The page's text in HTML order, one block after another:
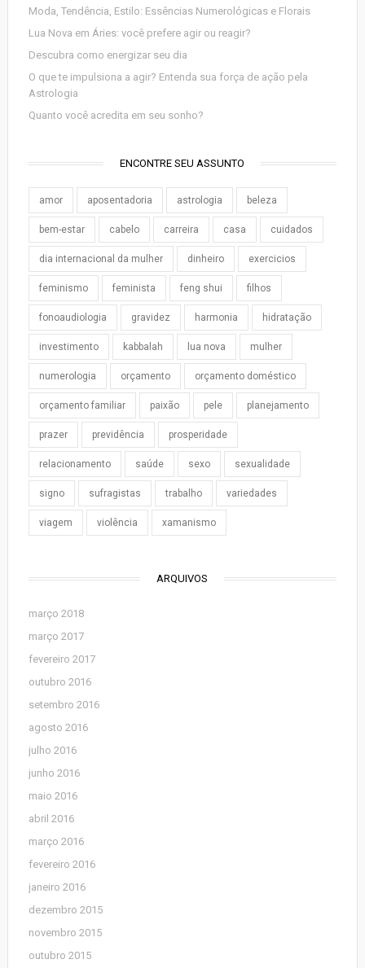
Moda, Tendência, Estilo: Essências Numerológicas e Florais
Lua Nova em Áries: você prefere agir ou reagir?
Descubra como energizar seu dia
O que te impulsiona a agir? Entenda sua força de ação pela
Astrologia
Quanto você acredita em seu sonho?
ENCONTRE SEU ASSUNTO
amor aposentadoria astrologia beleza
bem-estar cabelo carreira casa cuidados
dia internacional da mulher dinheiro exercicios
feminismo feminista feng shui filhos
fonoaudiologia gravidez harmonia hidratação
investimento kabbalah lua nova mulher
numerologia orçamento orçamento doméstico
orçamento familiar paixão pele planejamento
prazer previdência prosperidade
relacionamento saúde sexo sexualidade
signo sufragistas trabalho variedades
viagem violência xamanismo
ARQUIVOS
março 2018
março 2017
fevereiro 2017
outubro 2016
setembro 2016
agosto 2016
julho 2016
junho 2016
maio 2016
abril 2016
março 2016
fevereiro 2016
janeiro 2016
dezembro 2015
novembro 2015
outubro 2015